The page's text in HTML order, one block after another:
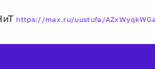
https://max.ru/uustufa/